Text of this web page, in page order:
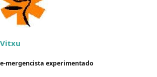
Vitxu
e-mergencista experimentado